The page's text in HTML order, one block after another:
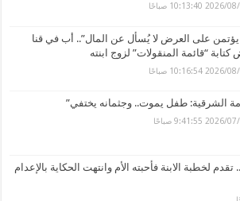
05 10:13:40 صباحًا
على العرض لا يُسأل عن المال”.. أب في قنا
كتابة “قائمة المنقولات” لزوج ابنته
02 10:16:54 صباحًا
الشرقية: طفل يموت.. وجثمانه يختفي”
30 9:41:55 صباحًا
لخطبة الابنة فأحبته الأم وانتهت الحكاية بالإعدام